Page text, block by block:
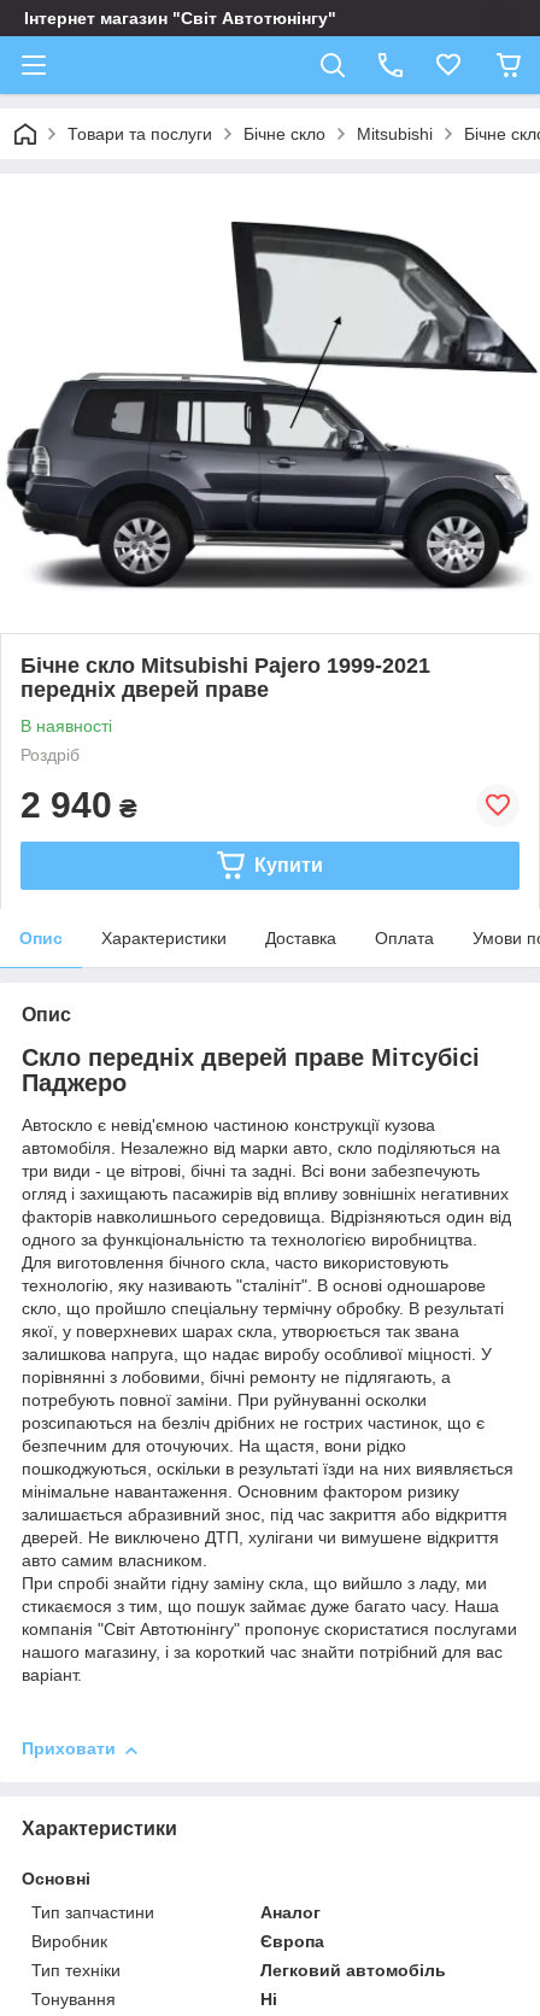
Інтернет магазин "Світ Автотюнінгу"
Товари та послуги Бічне скло Mitsubishi Бічне
Бічне скло Mitsubishi Pajero 1999-2021
передніх дверей праве
В наявності
Роздріб
2 940 ₴
Купити
Опис Характеристики Доставка Оплата Умови
Опис
Скло передніх дверей праве Мітсубісі
Паджеро
Автоскло є невід'ємною частиною конструкції кузова
автомобіля. Незалежно від марки авто, скло поділяються на
три види - це вітрові, бічні та задні. Всі вони забезпечують
огляд і захищають пасажирів від впливу зовнішніх негативних
факторів навколишнього середовища. Відрізняються один від
одного за функціональністю та технологією виробництва.
Для виготовлення бічного скла, часто використовують
технологію, яку називають "сталініт". В основі одношарове
скло, що пройшло спеціальну термічну обробку. В результаті
якої, у поверхневих шарах скла, утворюється так звана
залишкова напруга, що надає виробу особливої міцності. У
порівнянні з лобовими, бічні ремонту не підлягають, а
потребують повної заміни. При руйнуванні осколки
розсипаються на безліч дрібних не гострих частинок, що є
безпечним для оточуючих. На щастя, вони рідко
пошкоджуються, оскільки в результаті їзди на них виявляється
мінімальне навантаження. Основним фактором ризику
залишається абразивний знос, під час закриття або відкриття
дверей. Не виключено ДТП, хулігани чи вимушене відкриття
авто самим власником.
При спробі знайти гідну заміну скла, що вийшло з ладу, ми
стикаємося з тим, що пошук займає дуже багато часу. Наша
компанія "Світ Автотюнінгу" пропонує скористатися послугами
нашого магазину, і за короткий час знайти потрібний для вас
варіант.
Приховати
Характеристики
Основні
Тип запчастини
Аналог
Виробник
Європа
Тип техніки
Легковий автомобіль
Тонування
Ні